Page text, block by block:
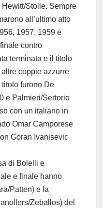
Stolle. Sempre
all’ultimo atto
1957, 1959 e
contro
terminata e il titolo
coppie azzurre
furono De
e Palmieri/Sertorio
con un italiano in
Omar Camporese
Goran Ivanisevic
di Bolelli e
e finale hanno
Patten) e la
Zeballos) del